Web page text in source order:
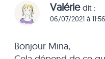
Valérie dit :
06/07/2021 à 11:56
Bonjour Mina,